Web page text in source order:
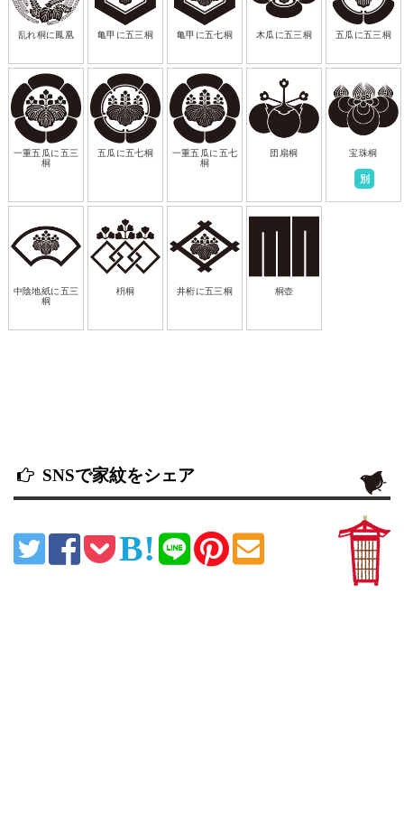
乱れ桐に鳳凰 亀甲に五三桐 亀甲に五七桐 木瓜に五三桐 五瓜に五三桐
一重五瓜に五三
桐
五瓜に五七桐
一重五瓜に五七
桐
団扇桐 宝珠桐
別
中陰地紙に五三
桐
枡桐 井桁に五三桐 桐壺
SNSで家紋をシェア